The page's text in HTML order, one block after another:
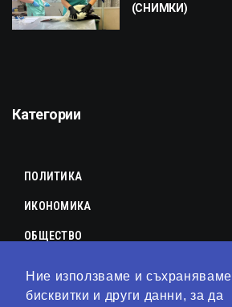
Ние използваме и съхраняваме
бисквитки и други данни, за да
(СНИМКИ)
Категории
ПОЛИТИКА
ИКОНОМИКА
ОБЩЕСТВО
КУЛТУРА